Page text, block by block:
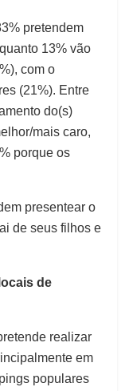
pretendem
13% vão
com o
(21%). Entre
do(s)
mais caro,
porque os
presentear o
de seus filhos e
de
realizar
em
populares